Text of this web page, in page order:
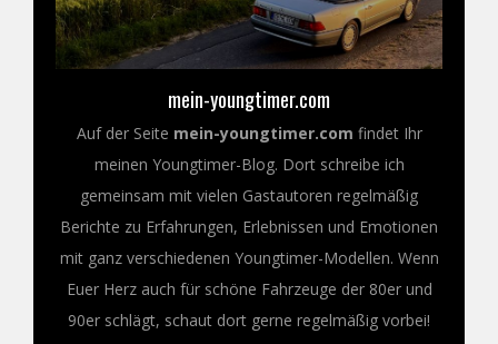
mein-youngtimer.com
Auf der Seite mein-youngtimer.com findet Ihr
meinen Youngtimer-Blog. Dort schreibe ich
gemeinsam mit vielen Gastautoren regelmäßig
Berichte zu Erfahrungen, Erlebnissen und Emotionen
mit ganz verschiedenen Youngtimer-Modellen. Wenn
Euer Herz auch für schöne Fahrzeuge der 80er und
90er schlägt, schaut dort gerne regelmäßig vorbei!